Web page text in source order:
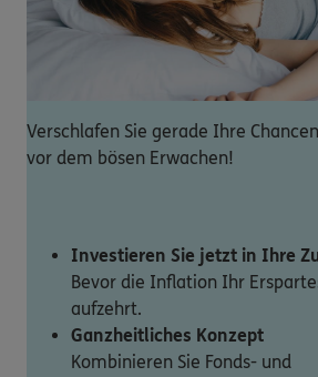
Verschlafen Sie gerade Ihre
vor dem bösen Erwachen!
Investieren Sie jetzt in Ihre
Bevor die Inflation Ihr
aufzehrt.
Ganzheitliches Konzept
Kombinieren Sie Fonds- und